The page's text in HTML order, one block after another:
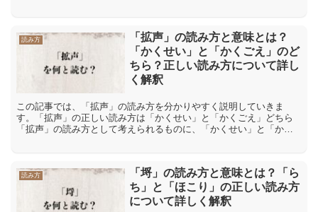
読み方
「拡声」の読み方と意味とは？
「かくせい」と「かくごえ」のど
ちら？正しい読み方について詳し
く解釈
この記事では、「拡声」の読み方を分かりやすく説明していきま
す。「拡声」の正しい読み方は「かくせい」と「かくごえ」どちら
「拡声」の読み方として考えられるものに、「かくせい」と「かく
読み方
「埒」の読み方と意味とは？「ら
ち」と「ほこり」の正しい読み方
について詳しく解釈